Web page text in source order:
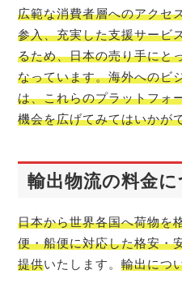
広範な消費者層へのアクセ
参入、充実した支援サービ
るため、日本の売り手にと
なっています。海外へのビ
は、これらのプラットフォ
機会を広げてみてはいかが
輸出物流の料金
日本から世界各国へ荷物を
便・船便に対応した格安・
提供いたします。輸出につ